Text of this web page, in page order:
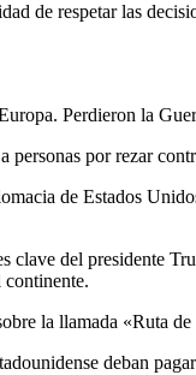
de respetar las
Perdieron la
personas por rezar
de Estados
clave del presidente
continente.
la llamada «Ruta
deban